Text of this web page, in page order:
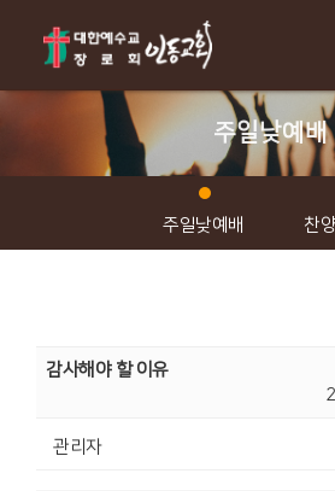
주일낮예배
주일낮예배 찬
감사해야 할 이유
관리자